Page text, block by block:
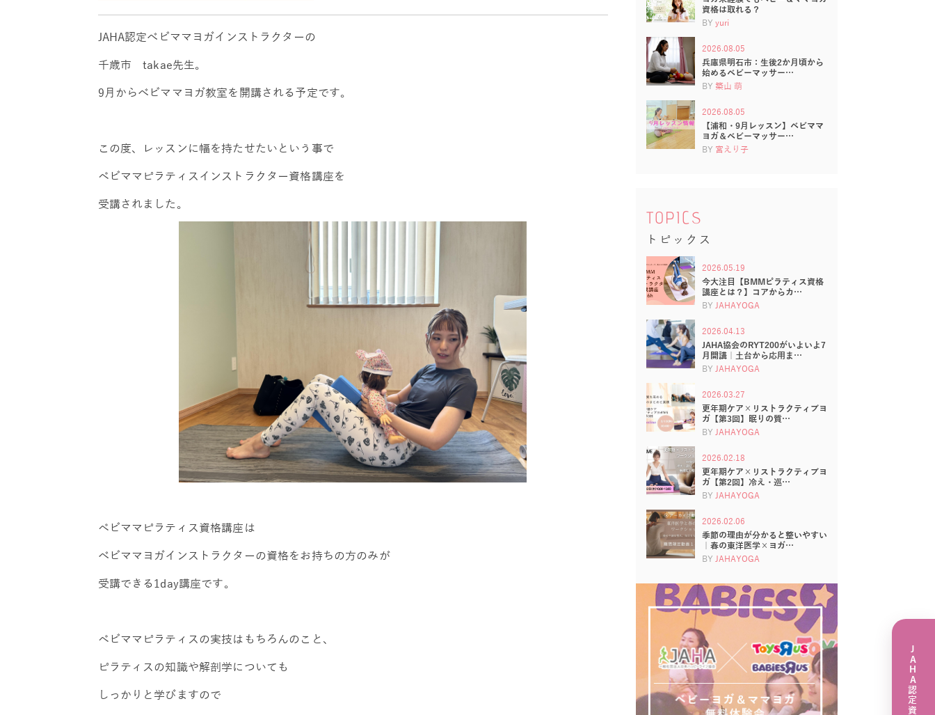
JAHA認定べビママヨガインストラクターの
千歳市 takae先生。
9月からべビママヨガ教室を開講される予定です。
この度、レッスンに幅を持たせたいという事で
ベビママピラティスインストラクター資格講座を
受講されました。
ベビママピラティス資格講座は
べビママヨガインストラクターの資格をお持ちの方のみが
受講できる1day講座です。
ベビママピラティスの実技はもちろんのこと、
ピラティスの知識や解剖学についても
しっかりと学びますので
資格は取れる？
BY yuri
2026.08.05
兵庫県明石市：生後2か月頃から
始めるベビーマッサー…
BY 築山 萌
2026.08.05
【浦和・9月レッスン】ベビママ
ヨガ＆ベビーマッサー…
BY 宮えり子
TOPICS
トピックス
2026.05.19
今大注目【BMMピラティス資格
講座とは？】コアからカ…
BY JAHAYOGA
2026.04.13
JAHA協会のRYT200がいよいよ7
月開講｜土台から応用ま…
BY JAHAYOGA
2026.03.27
更年期ケア×リストラクティブヨ
ガ【第3回】眠りの質…
BY JAHAYOGA
2026.02.18
更年期ケア×リストラクティブヨ
ガ【第2回】冷え・巡…
BY JAHAYOGA
2026.02.06
季節の理由が分かると整いやすい
｜春の東洋医学×ヨガ…
BY JAHAYOGA